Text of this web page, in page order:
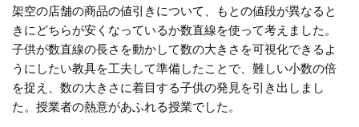
架空の店舗の商品の値引きについて、もとの値段が異なると
きにどちらが安くなっているか数直線を使って考えました。
子供が数直線の長さを動かして数の大きさを可視化できるよ
うにしたい教具を工夫して準備したことで、難しい小数の倍
を捉え、数の大きさに着目する子供の発見を引き出しまし
た。授業者の熱意があふれる授業でした。